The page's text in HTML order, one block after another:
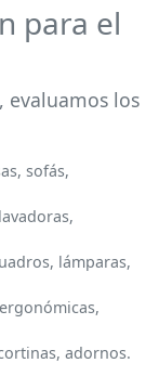
para el
evaluamos los
sofás,
lámparas,
adornos.